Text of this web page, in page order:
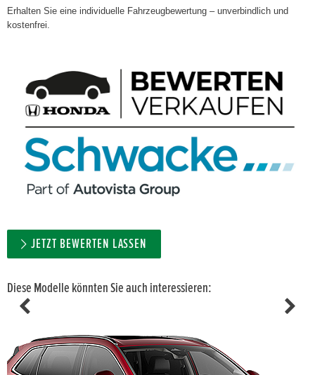
Erhalten Sie eine individuelle Fahrzeugbewertung – unverbindlich und
kostenfrei.
JETZT BEWERTEN LASSEN
Diese Modelle könnten Sie auch interessieren: